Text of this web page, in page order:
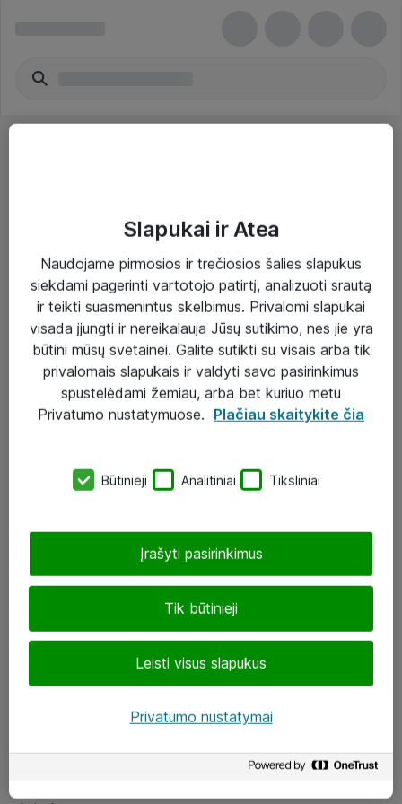
Paslaugos
Sprendimai
Įgyvendinti projektai
Atea ekspertų patarimai verslui
eShop@atea.lt
LinkedIn
Slapukai ir Atea
Naudojame pirmosios ir trečiosios šalies slapukus
siekdami pagerinti vartotojo patirtį, analizuoti srautą
ir teikti suasmenintus skelbimus. Privalomi slapukai
visada įjungti ir nereikalauja Jūsų sutikimo, nes jie yra
būtini mūsų svetainei. Galite sutikti su visais arba tik
privalomais slapukais ir valdyti savo pasirinkimus
spustelėdami žemiau, arba bet kuriuo metu
Privatumo nustatymuose. Plačiau skaitykite čia
Būtinieji Analitiniai Tiksliniai
Tik būtinieji
Leisti visus slapukus
Įrašyti pasirinkimus
Privatumo nustatymai